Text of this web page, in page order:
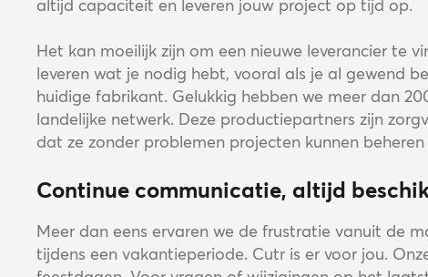
altijd capaciteit en leveren jouw project op tijd op.
Het kan moeilijk zijn om een nieuwe leverancier te
leveren wat je nodig hebt, vooral als je al gewend
huidige fabrikant. Gelukkig hebben we meer dan
landelijke netwerk. Deze productiepartners zijn
dat ze zonder problemen projecten kunnen
Continue communicatie, altijd
Meer dan eens ervaren we de frustratie vanuit de
tijdens een vakantieperiode. Cutr is er voor jou.